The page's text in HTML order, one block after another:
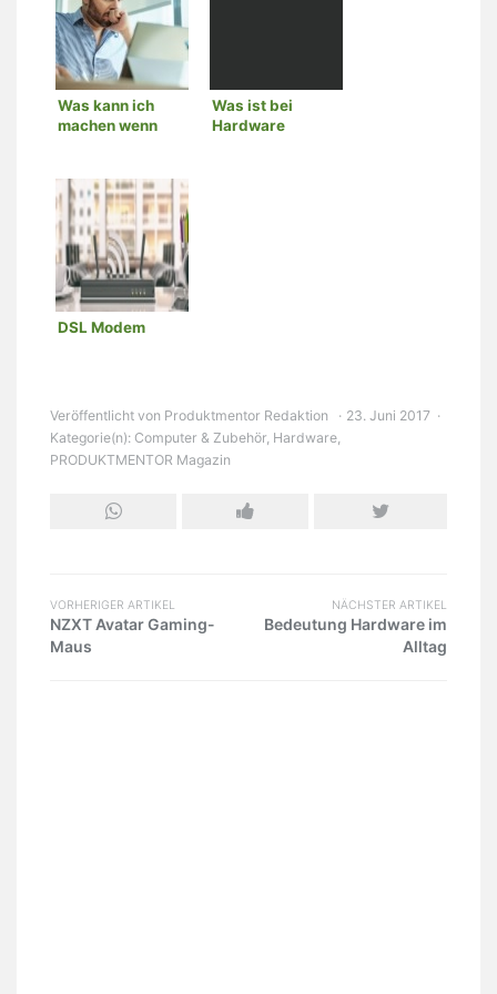
Was kann ich
machen wenn
Was ist bei
Hardware
DSL Modem
Veröffentlicht von Produktmentor Redaktion
23. Juni 2017
Kategorie(n): Computer & Zubehör, Hardware,
PRODUKTMENTOR Magazin
VORHERIGER ARTIKEL
NZXT Avatar Gaming-
Maus
NÄCHSTER ARTIKEL
Bedeutung Hardware im
Alltag